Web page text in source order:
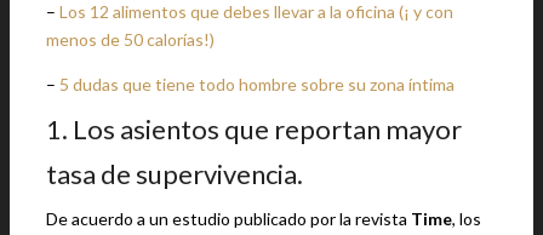
– Los 12 alimentos que debes llevar a la oficina (¡ y con
menos de 50 calorías!)
– 5 dudas que tiene todo hombre sobre su zona íntima
1. Los asientos que reportan mayor
tasa de supervivencia.
De acuerdo a un estudio publicado por la revista Time, los